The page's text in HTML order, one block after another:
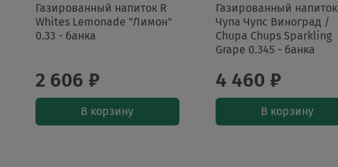
Газированный напиток R
Whites Lemonade "Лимон"
0.33 - банка
2 606 ₽
В корзину
Газированный напиток
Чупа Чупс Виноград /
Chupa Chups Sparkling
Grape 0.345 - банка
4 460 ₽
В корзину